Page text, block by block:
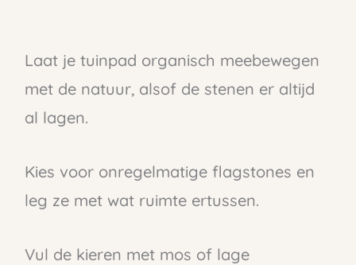
Laat je tuinpad organisch meebewegen
met de natuur, alsof de stenen er altijd
al lagen.
Kies voor onregelmatige flagstones en
leg ze met wat ruimte ertussen.
Vul de kieren met mos of lage